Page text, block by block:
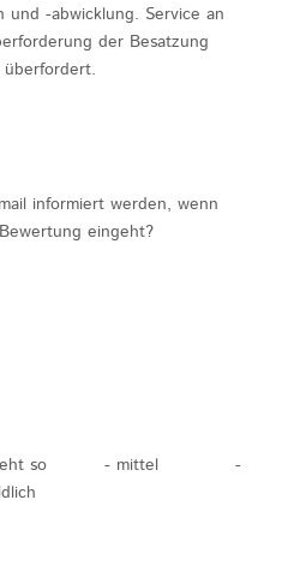
und -abwicklung. Service an
der Besatzung
informiert werden, wenn
eingeht?
so - mittel
-